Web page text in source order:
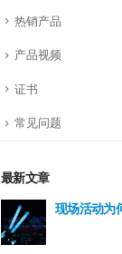
热销产品
产品视频
证书
常见问题
最新文章
现场活动为